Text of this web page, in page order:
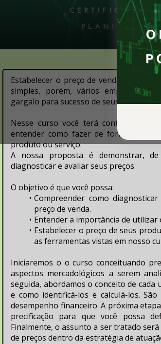
Estabelecer o preço de venda de um
simples, porém, vários
gargalo para sucesso de seus negócios.
Nesse curso você terá contato com
entender como fazer de forma
produto ou serviço.
A nossa proposta é demonstrar,
diagnosticar e avaliar seus preços.
O objetivo é que você possa:
Compreender como
preço de venda.
Entender a importância de
Estabelecer o preço de seus
as ferramentas vistas em nosso
Iniciaremos o o curso conceituando
aspectos mercadológicos a serem
seguida, abordamos o conceito de
e como identificá-los e calculá-los.
desempenho financeiro. A próxima
precificação para que você possa
Finalmente, o assunto a ser tratado
de preços dentro da estratégia de